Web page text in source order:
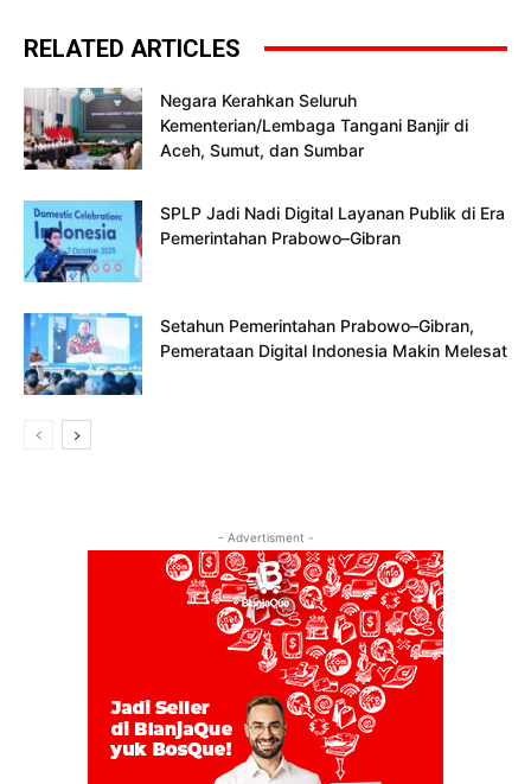
RELATED ARTICLES
Negara Kerahkan Seluruh
Kementerian/Lembaga Tangani Banjir di
Aceh, Sumut, dan Sumbar
SPLP Jadi Nadi Digital Layanan Publik di Era
Pemerintahan Prabowo–Gibran
Setahun Pemerintahan Prabowo–Gibran,
Pemerataan Digital Indonesia Makin Melesat
- Advertisment -